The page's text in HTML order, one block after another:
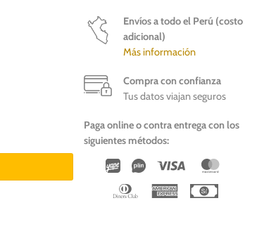
Envíos a todo el Perú (costo
adicional)
Más información
Compra con confianza
Tus datos viajan seguros
Paga online o contra entrega con los
siguientes métodos:
Wirecard
Vipps Visa
Dinners
American